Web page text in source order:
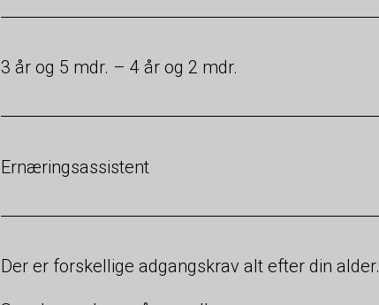
3 år og 5 mdr. – 4 år og 2 mdr.
Ernæringsassistent
Der er forskellige adgangskrav alt efter din alder.